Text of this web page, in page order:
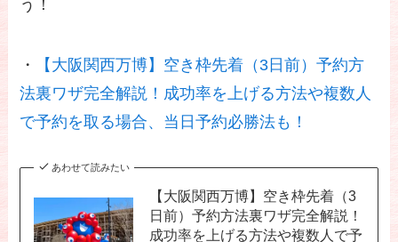
う！
・
【大阪関西万博】空き枠先着（3日前）予約方
法裏ワザ完全解説！成功率を上げる方法や複数人
で予約を取る場合、当日予約必勝法も！
あわせて読みたい
【大阪関西万博】空き枠先着（3
日前）予約方法裏ワザ完全解説！
成功率を上げる方法や複数人で予